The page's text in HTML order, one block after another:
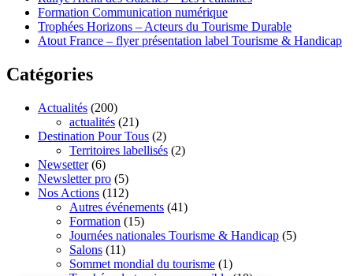
Formation Communication numérique
Trophées Horizons – Acteurs du Tourisme Durable
Atout France – flyer présentation label Tourisme & Handicap
Catégories
Actualités (200)
actualités (21)
Destination Pour Tous (2)
Territoires labellisés (2)
Newsetter(6)
Newsletter pro (5)
Nos Actions (112)
Autres événements (41)
Formation (15)
Journées nationales Tourisme & Handicap (5)
Salons (11)
Sommet mondial du tourisme (1)